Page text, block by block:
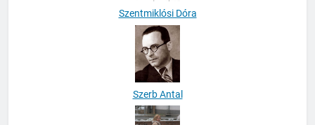
Szentmiklósi Dóra
Szerb Antal